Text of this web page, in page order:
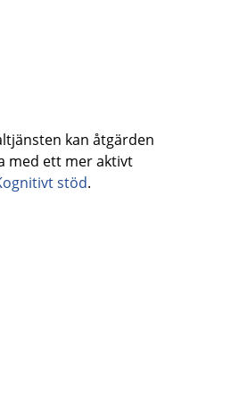
kan åtgärden
med ett mer aktivt
stöd.